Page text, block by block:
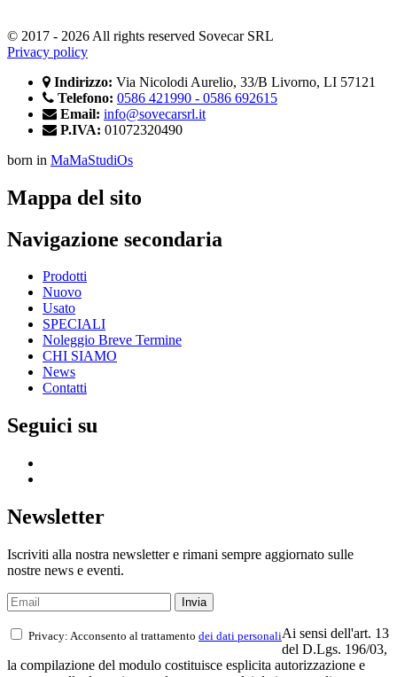
© 2017 - 2026 All rights reserved Sovecar SRL
Privacy policy
Indirizzo: Via Nicolodi Aurelio, 33/B Livorno, LI 57121
Telefono: 0586 421990 - 0586 692615
Email: info@sovecarsrl.it
P.IVA: 01072320490
born in MaMaStudiOs
Mappa del sito
Navigazione secondaria
Prodotti
Nuovo
Usato
SPECIALI
Noleggio Breve Termine
CHI SIAMO
News
Contatti
Seguici su
Newsletter
Iscriviti alla nostra newsletter e rimani sempre aggiornato sulle
nostre news e eventi.
Privacy: Acconsento al trattamento dei dati personaliAi sensi dell'art. 13
del D.Lgs. 196/03,
la compilazione del modulo costituisce esplicita autorizzazione e